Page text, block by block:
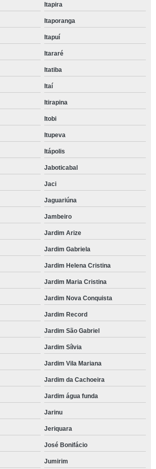
Itapira
Itaporanga
Itapuí
Itararé
Itatiba
Itaí
Itirapina
Itobi
Itupeva
Itápolis
Jaboticabal
Jaci
Jaguariúna
Jambeiro
Jardim Arize
Jardim Gabriela
Jardim Helena Cristina
Jardim Maria Cristina
Jardim Nova Conquista
Jardim Record
Jardim São Gabriel
Jardim Sílvia
Jardim Vila Mariana
Jardim da Cachoeira
Jardim água funda
Jarinu
Jeriquara
José Bonifácio
Jumirim